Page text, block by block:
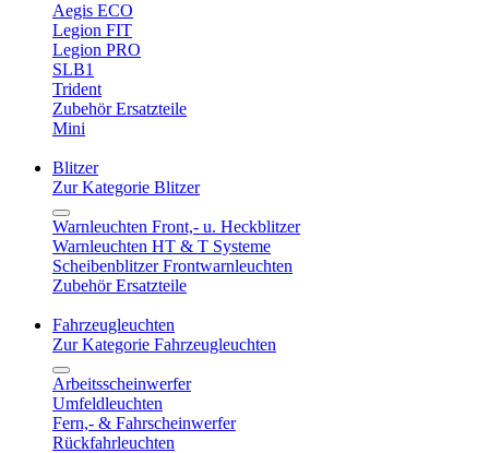
Aegis ECO
Legion FIT
Legion PRO
SLB1
Trident
Zubehör Ersatzteile
Mini
Blitzer
Zur Kategorie Blitzer
Warnleuchten Front,- u. Heckblitzer
Warnleuchten HT & T Systeme
Scheibenblitzer Frontwarnleuchten
Zubehör Ersatzteile
Fahrzeugleuchten
Zur Kategorie Fahrzeugleuchten
Arbeitsscheinwerfer
Umfeldleuchten
Fern,- & Fahrscheinwerfer
Rückfahrleuchten